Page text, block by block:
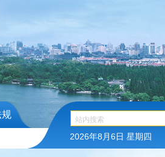
2026年8月6日 星期四